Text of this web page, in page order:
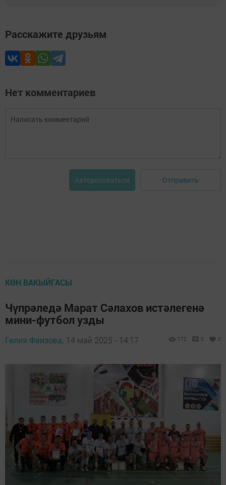
Расскажите друзьям
Нет комментариев
Авторизоваться Отправить
КӨН ВАКЫЙГАСЫ
Чүпрәледә Марат Сәлахов истәлегенә
мини-футбол узды
Гөлия Фәизова, 14 май 2025 - 14:17 172 0 0